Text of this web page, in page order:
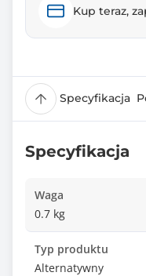
Kup teraz,
Specyfikacja
Specyfikacja
Waga
0.7 kg
Typ produktu
Alternatywny